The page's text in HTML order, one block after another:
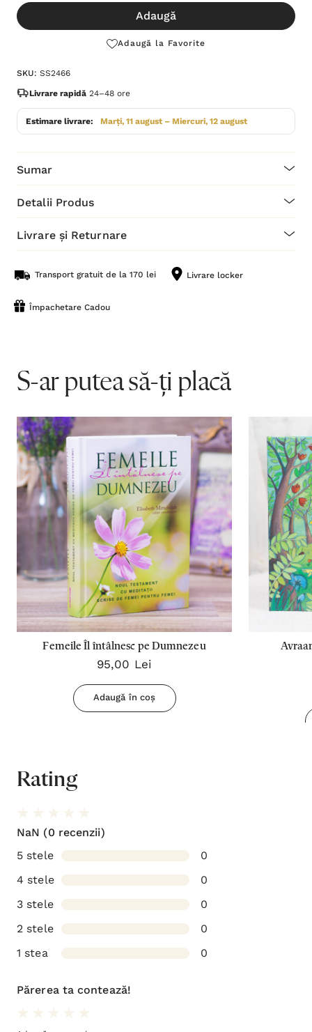
te!
Stocul
Adaugă
Adaugă la Favorite
SKU: SS2466
Livrare rapidă 24–48 ore
Estimare livrare: Marți, 11 august – Miercuri, 12 august
Sumar
Detalii Produs
Livrare și Returnare
Transport gratuit de la 170 lei Livrare locker
Împachetare Cadou
S-ar putea să-ți placă
Femeile Îl întâlnesc pe Dumnezeu
95,00 Lei
Adaugă în coș
Rating
NaN (0 recenzii)
5 stele
0
4 stele
0
3 stele
0
2 stele
0
1 stea
0
Părerea ta contează!